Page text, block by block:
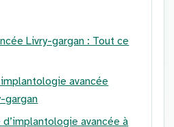
Livry-gargan : Tout ce
avancée
gargan
avancée à